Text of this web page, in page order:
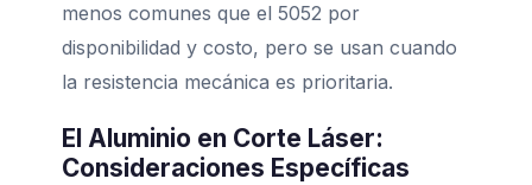
menos comunes que el 5052 por
disponibilidad y costo, pero se usan cuando
la resistencia mecánica es prioritaria.
El Aluminio en Corte Láser:
Consideraciones Específicas